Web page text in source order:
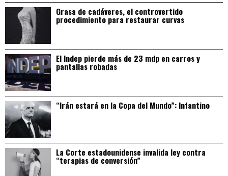
Grasa de cadáveres, el controvertido
procedimiento para restaurar curvas
El Indep pierde más de 23 mdp en carros y
pantallas robadas
“Irán estará en la Copa del Mundo”: Infantino
La Corte estadounidense invalida ley contra
“terapias de conversión”